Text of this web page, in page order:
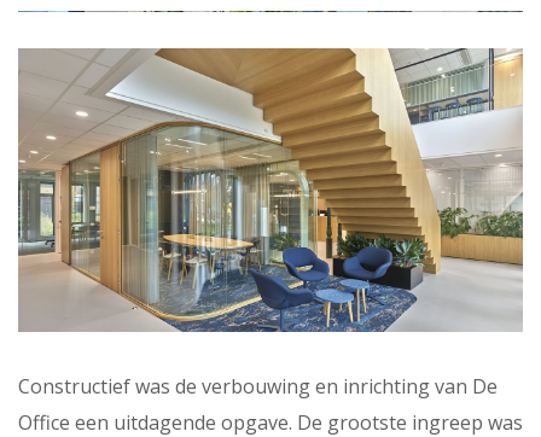
Constructief was de verbouwing en inrichting van De
Office een uitdagende opgave. De grootste ingreep was